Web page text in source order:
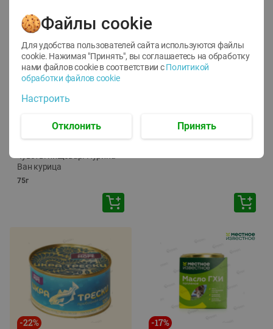
- 12
руб./шт
Ван курица
75г
ТОФУ Vegetus ТВЕРДЫЙ
-22% -17%
Файлы cookie
Для удобства пользователей сайта используются файлы
cookie. Нажимая "Принять", вы соглашаетесь на обработку
нами файлов cookie в соответствии с Политикой
обработки файлов cookie
Настроить
Отклонить Принять